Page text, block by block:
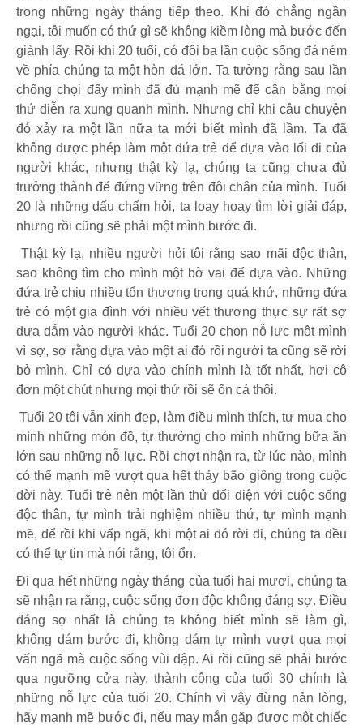
trong những ngày tháng tiếp theo. Khi đó chẳng ngần
ngại, tôi muốn có thứ gì sẽ không kiềm lòng mà bước đến
giành lấy. Rồi khi 20 tuổi, có đôi ba lần cuộc sống đá ném
về phía chúng ta một hòn đá lớn. Ta tưởng rằng sau lần
chống chọi đấy mình đã đủ mạnh mẽ để cân bằng mọi
thứ diễn ra xung quanh mình. Nhưng chỉ khi câu chuyện
đó xảy ra một lần nữa ta mới biết mình đã lầm. Ta đã
không được phép làm một đứa trẻ để dựa vào lối đi của
người khác, nhưng thật kỳ lạ, chúng ta cũng chưa đủ
trưởng thành để đứng vững trên đôi chân của mình. Tuổi
20 là những dấu chấm hỏi, ta loay hoay tìm lời giải đáp,
nhưng rồi cũng sẽ phải một mình bước đi.
Thật kỳ lạ, nhiều người hỏi tôi rằng sao mãi độc thân,
sao không tìm cho mình một bờ vai để dựa vào. Những
đứa trẻ chịu nhiều tổn thương trong quá khứ, những đứa
trẻ có một gia đình với nhiều vết thương thực sự rất sợ
dựa dẫm vào người khác. Tuổi 20 chọn nỗ lực một mình
vì sợ, sợ rằng dựa vào một ai đó rồi người ta cũng sẽ rời
bỏ mình. Chỉ có dựa vào chính mình là tốt nhất, hơi cô
đơn một chút nhưng mọi thứ rồi sẽ ổn cả thôi.
Tuổi 20 tôi vẫn xinh đẹp, làm điều mình thích, tự mua cho
mình những món đồ, tự thưởng cho mình những bữa ăn
lớn sau những nỗ lực. Rồi chợt nhận ra, từ lúc nào, mình
có thể mạnh mẽ vượt qua hết thảy bão giông trong cuộc
đời này. Tuổi trẻ nên một lần thử đối diện với cuộc sống
độc thân, tự mình trải nghiệm nhiều thứ, tự mình mạnh
mẽ, để rồi khi vấp ngã, khi một ai đó rời đi, chúng ta đều
có thể tự tin mà nói rằng, tôi ổn.
Đi qua hết những ngày tháng của tuổi hai mươi, chúng ta
sẽ nhận ra rằng, cuộc sống đơn độc không đáng sợ. Điều
đáng sợ nhất là chúng ta không biết mình sẽ làm gì,
không dám bước đi, không dám tự mình vượt qua mọi
vấn ngã mà cuộc sống vùi dập. Ai rồi cũng sẽ phải bước
qua ngưỡng cửa này, thành công của tuổi 30 chính là
những nỗ lực của tuổi 20. Chính vì vậy đừng nản lòng,
hãy mạnh mẽ bước đi, nếu may mắn gặp được một chiếc